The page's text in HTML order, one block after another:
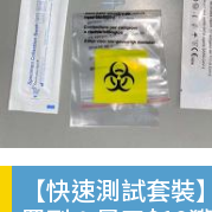
【快速測試套